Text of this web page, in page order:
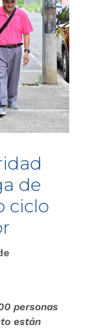
de
ciclo
personas
están